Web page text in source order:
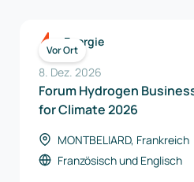
Vor Ort
Energie
8. Dez. 2026
Forum Hydrogen
for Climate 2026
MONTBELIARD, Frankreich
Französischund Englisch